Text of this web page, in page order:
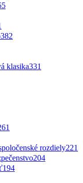
382
klasika331
rozdiely221
204
194